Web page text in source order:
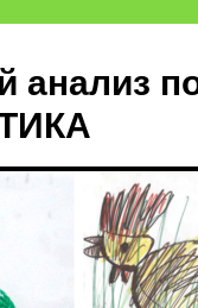
анализ